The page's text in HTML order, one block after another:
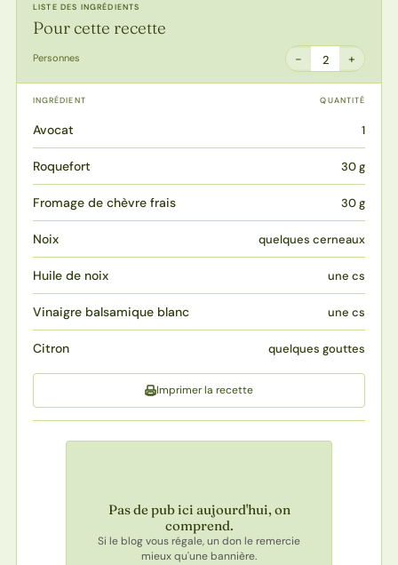
LISTE DES INGRÉDIENTS
Pour cette recette
Personnes − 2 +
INGRÉDIENT QUANTITÉ
Avocat 1
Roquefort 30 g
Fromage de chèvre frais 30 g
Noix quelques cerneaux
Huile de noix une cs
Vinaigre balsamique blanc une cs
Citron quelques gouttes
Imprimer la recette
Pas de pub ici aujourd'hui, on
comprend.
Si le blog vous régale, un don le remercie
mieux qu'une bannière.